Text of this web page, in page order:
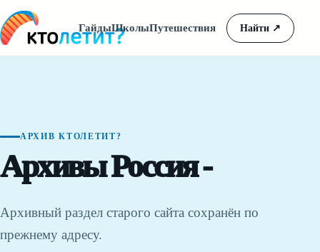
ГайдыШколыПутешествия Найти ↗
АРХИВ КТОЛЕТИТ?
Архивы Россия -
Архивный раздел старого сайта сохранён по
прежнему адресу.